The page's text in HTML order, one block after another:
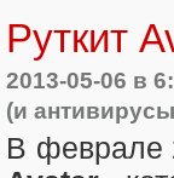
Руткит
2013-05-06 в
(и
В феврале